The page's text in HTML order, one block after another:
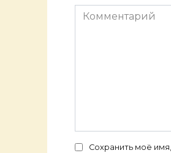
Комментарий
Сохранить моё